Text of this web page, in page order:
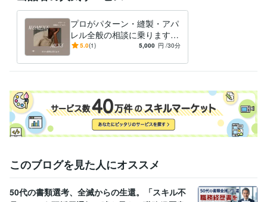
プロがパターン・縫製・アパ
レル全般の相談に乗ります
パターン、縫製、アパレル全
えます
5.0(1) 5,000 円 /30分
このブログを見た人にオススメ
50代の書類選考、全滅からの生還。「スキル不